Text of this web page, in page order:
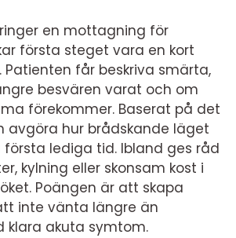
en mottagning för
första steget vara en kort
Patienten får beskriva smärta,
besvären varat och om
förekommer. Baserat på det
avgöra hur brådskande läget
lediga tid. Ibland ges råd
kylning eller skonsam kost i
Poängen är att skapa
inte vänta längre än
klara akuta symtom.